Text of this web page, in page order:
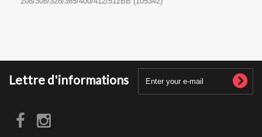
Lettre d'informations